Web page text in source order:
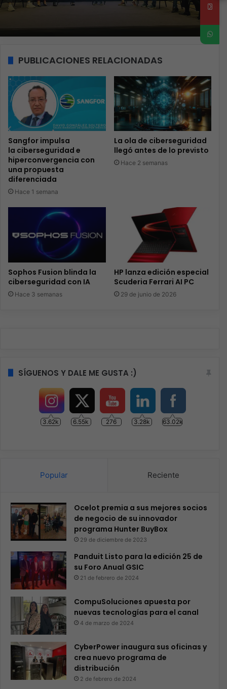
PUBLICACIONES RELACIONADAS
Sangfor impulsa
la ciberseguridad e
hiperconvergencia con
una propuesta
diferenciada
Hace 1 semana
La ola de ciberseguridad
llegó antes de lo previsto
Hace 2 semanas
Sophos Fusion blinda la
ciberseguridad con IA
Hace 3 semanas
HP lanza edición especial
Scuderia Ferrari AI PC
29 de junio de 2026
SÍGUENOS Y DALE ME GUSTA :)
3.62k 6.55k 276 3.28k 63.02k
Popular Reciente
Ocelot premia a sus mejores socios
de negocio de su innovador
programa Hunter BuyBox
29 de diciembre de 2023
Panduit Listo para la edición 25 de
su Foro Anual GSIC
21 de febrero de 2024
CompuSoluciones apuesta por
nuevas tecnologías para el canal
4 de marzo de 2024
CyberPower inaugura sus oficinas y
crea nuevo programa de
distribución
2 de febrero de 2024